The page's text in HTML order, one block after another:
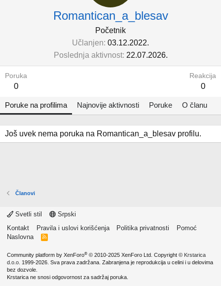
Romantican_a_blesav
Početnik
Učlanjen 03.12.2022.
Poslednja aktivnost 22.07.2026.
Poruka
0
Reakcija
0
Poruke na profilima Najnovije aktivnosti Poruke O članu
Još uvek nema poruka na Romantican_a_blesav profilu.
Članovi
Svetli stil
Srpski
Kontakt
Pravila i uslovi korišćenja Politika privatnosti
Pomoć
Naslovna
R
Community platform by XenForo® © 2010-2025 XenForo Ltd. Copyright © Krstarica
d.o.o. 1999-2026. Sva prava zadržana. Zabranjena je reprodukcija u celini i u delovima
bez dozvole.
Krstarica ne snosi odgovornost za sadržaj poruka.